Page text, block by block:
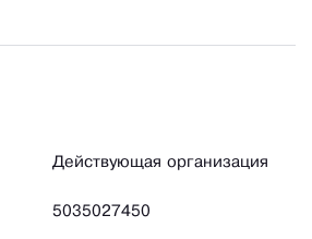
Действующая организация
5035027450